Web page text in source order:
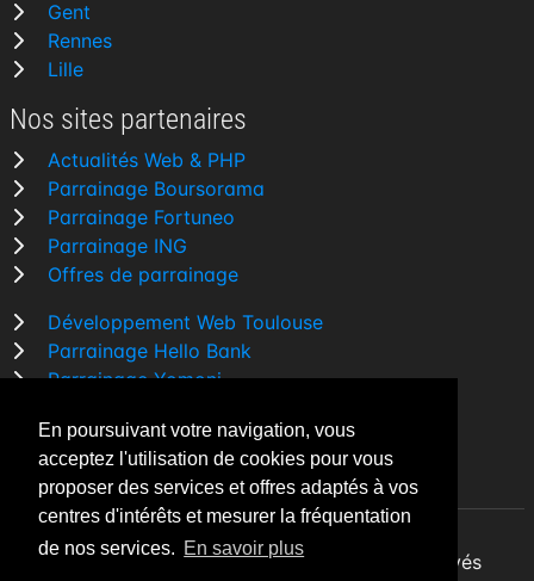
En poursuivant votre navigation, vous
acceptez l'utilisation de cookies pour vous
proposer des services et offres adaptés à vos
centres d'intérêts et mesurer la fréquentation
de nos services. En savoir plus
Gent
Rennes
Lille
Nos sites partenaires
Actualités Web & PHP
Parrainage Boursorama
Parrainage Fortuneo
Parrainage ING
Offres de parrainage
Développement Web Toulouse
Parrainage Hello Bank
Parrainage Yomoni
Comparatif banque
By Night v5.7.3| © 2026 - Tous droits réservés